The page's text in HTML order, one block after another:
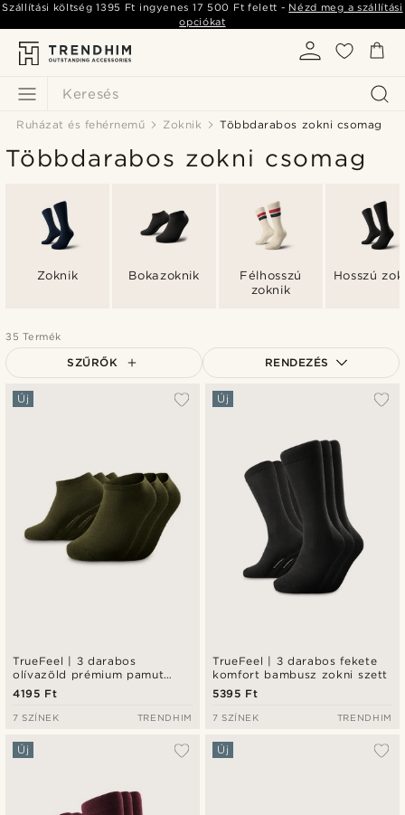
Keresés
Szállítási költség1395 Ft ingyenes 17 500 Ft felett - Nézd meg a szállítási
opciókat
Ruházat és fehérnemű Zoknik Többdarabos zokni csomag
Többdarabos zokni csomag
Zoknik Bokazoknik
Félhosszú
zoknik
Hosszú
35 Termék
SZŰRŐK RENDEZÉS
A legkeresettebb
Legalacsonyabb ár
Legmagasabb ár
TrueFeel | 3 darabos
olívazöld prémium pamut
bokazokni szett
Új
4195 Ft
7 SZÍNEK TRENDHIM
TrueFeel | 3 darabos fekete
komfort bambusz zokni szett
Új
5395 Ft
7 SZÍNEK TRENDHIM
Új Új